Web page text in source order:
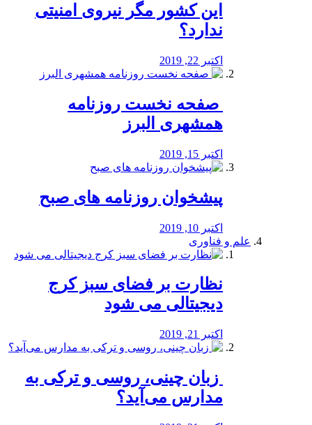
این کشور مگر نیروی امنیتی
ندارد؟
اکتبر 22, 2019
️ صفحه نخست روزنامه‌
همشهری البرز
اکتبر 15, 2019
پیشخوان روزنامه های صبح
اکتبر 10, 2019
علم و فناوری
نظارت بر فضای سبز کرج
دیجیتالی می شود
اکتبر 21, 2019
️ زبان چینی، روسی و ترکی به
مدارس می‌آید؟